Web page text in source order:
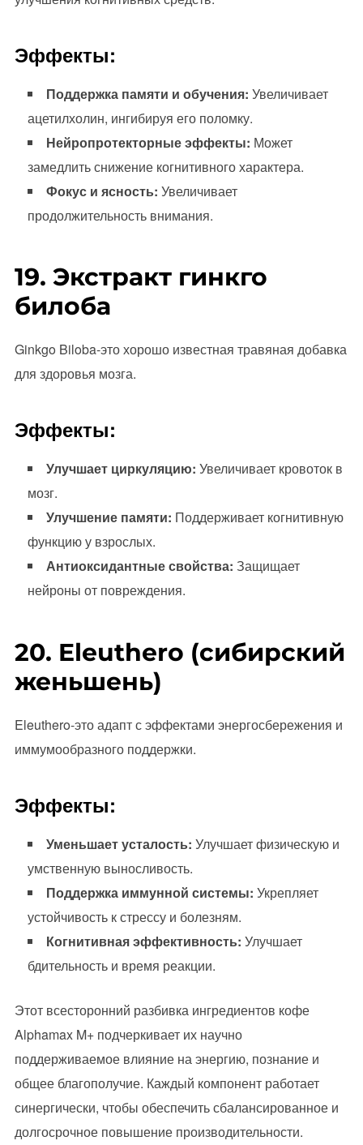
Эффекты:
Поддержка памяти и обучения: Увеличивает
ацетилхолин, ингибируя его поломку.
Нейропротекторные эффекты: Может
замедлить снижение когнитивного характера.
Фокус и ясность: Увеличивает
продолжительность внимания.
19. Экстракт гинкго
билоба
Ginkgo Biloba-это хорошо известная травяная добавка
для здоровья мозга.
Эффекты:
Улучшает циркуляцию: Увеличивает кровоток в
мозг.
Улучшение памяти: Поддерживает когнитивную
функцию у взрослых.
Антиоксидантные свойства: Защищает
нейроны от повреждения.
20. Eleuthero (сибирский
женьшень)
Eleuthero-это адапт с эффектами энергосбережения и
иммумообразного поддержки.
Эффекты:
Уменьшает усталость: Улучшает физическую и
умственную выносливость.
Поддержка иммунной системы: Укрепляет
устойчивость к стрессу и болезням.
Когнитивная эффективность: Улучшает
бдительность и время реакции.
Этот всесторонний разбивка ингредиентов кофе
Alphamax M+ подчеркивает их научно
поддерживаемое влияние на энергию, познание и
общее благополучие. Каждый компонент работает
синергически, чтобы обеспечить сбалансированное и
долгосрочное повышение производительности.